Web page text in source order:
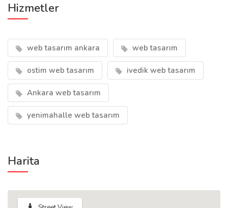
Hizmetler
web tasarım ankara web tasarım
ostim web tasarım ivedik web tasarım
Ankara web tasarım
yenimahalle web tasarım
Harita